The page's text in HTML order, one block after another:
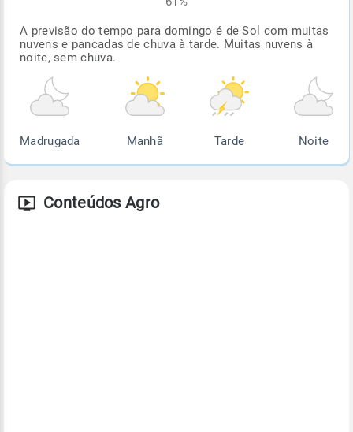
A previsão do tempo para domingo é de Sol com muitas
nuvens e pancadas de chuva à tarde. Muitas nuvens à
noite, sem chuva.
Madrugada Manhã Tarde Noite
Conteúdos Agro